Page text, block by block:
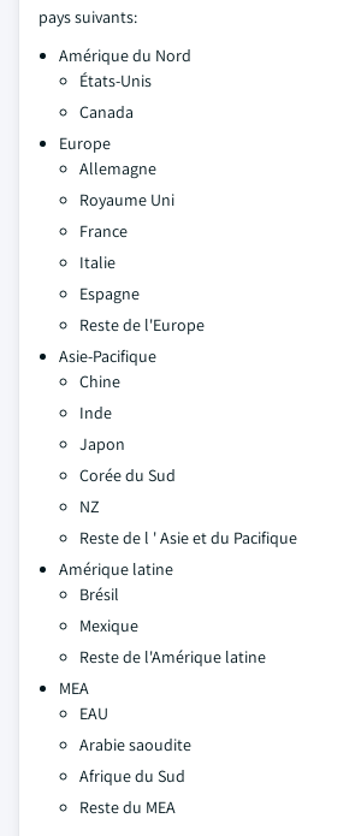
pays suivants:
Amérique du Nord
États-Unis
Canada
Europe
Allemagne
Royaume Uni
France
Italie
Espagne
Reste de l'Europe
Asie-Pacifique
Chine
Inde
Japon
Corée du Sud
NZ
Reste de l ' Asie et du Pacifique
Amérique latine
Brésil
Mexique
Reste de l'Amérique latine
MEA
EAU
Arabie saoudite
Afrique du Sud
Reste du MEA